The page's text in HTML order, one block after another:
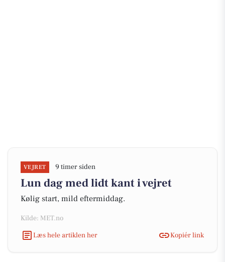
VEJRET 9 timer siden
Lun dag med lidt kant i vejret
Kølig start, mild eftermiddag.
Kilde: MET.no
Læs hele artiklen her
Kopiér link